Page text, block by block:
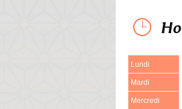
Lundi
Mardi
Mercredi